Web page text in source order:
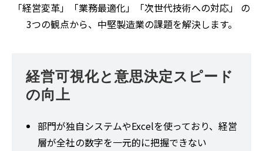
「経営変革」「業務最適化」「次世代技術への対応」 の
3つの観点から、中堅製造業の課題を解決します。
経営可視化と意思決定スピード
の向上
部門が独自システムやExcelを使っており、経営
層が全社の数字を一元的に把握できない